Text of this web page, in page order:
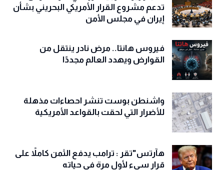
تدعم مشروع القرار الأمريكي البحريني بشأن
إيران في مجلس الأمن
فيروس هانتا.. مرض نادر ينتقل من
القوارض ويهدد العالم مجددًا
واشنطن بوست تنشر احصاءات مذهلة
للأضرار التي لحقت بالقواعد الأمريكية
هآرتس"تقر : ترامب يدفع الثمن كاملاً على
قرار سيء لأول مرة في حياته